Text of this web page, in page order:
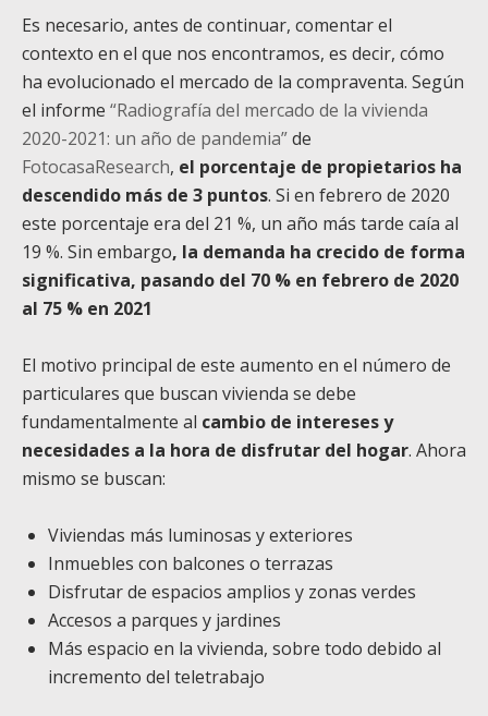
Es necesario, antes de continuar, comentar el
contexto en el que nos encontramos, es decir, cómo
ha evolucionado el mercado de la compraventa. Según
el informe “Radiografía del mercado de la vivienda
2020-2021: un año de pandemia”de
FotocasaResearch, el porcentaje de propietarios ha
descendido más de 3 puntos. Si en febrero de 2020
este porcentaje era del 21 %, un año más tarde caía al
19 %. Sin embargo, la demanda ha crecido de forma
significativa, pasando del 70 % en febrero de 2020
al 75 % en 2021
El motivo principal de este aumento en el número de
particulares que buscan vivienda se debe
fundamentalmente al cambio de intereses y
necesidades a la hora de disfrutar del hogar. Ahora
mismo se buscan:
Viviendas más luminosas y exteriores
Inmuebles con balcones o terrazas
Disfrutar de espacios amplios y zonas verdes
Accesos a parques y jardines
Más espacio en la vivienda, sobre todo debido al
incremento del teletrabajo